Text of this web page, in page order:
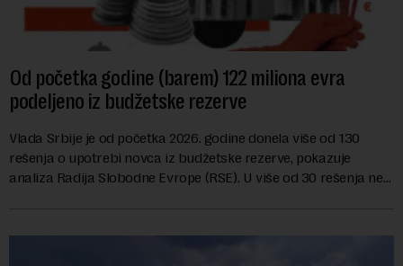
Od početka godine (barem) 122 miliona evra
podeljeno iz budžetske rezerve
Vlada Srbije je od početka 2026. godine donela više od 130
rešenja o upotrebi novca iz budžetske rezerve, pokazuje
analiza Radija Slobodne Evrope (RSE). U više od 30 rešenja ne